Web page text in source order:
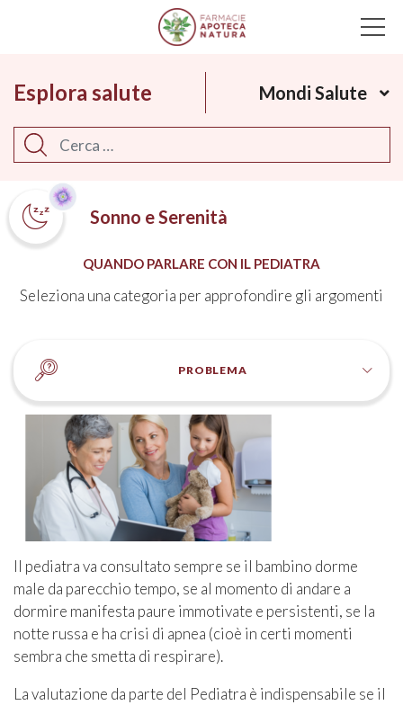
Main Navigation
Esplora salute Mondi Salute
Cerca
Sonno e Serenità
QUANDO PARLARE CON IL PEDIATRA
Seleziona una categoria per approfondire gli argomenti
PROBLEMA
Il pediatra va consultato sempre se il bambino dorme
male da parecchio tempo, se al momento di andare a
dormire manifesta paure immotivate e persistenti, se la
notte russa e ha crisi di apnea (cioè in certi momenti
sembra che smetta di respirare).
La valutazione da parte del Pediatra è indispensabile se il